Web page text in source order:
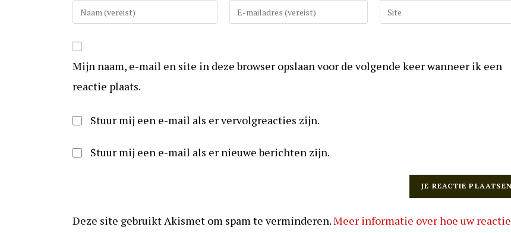
Vul
uw
in
om
te
Vul
uw
in
kunnen
reageren
Vul
uw
in
Mijn naam, e-mail en site in deze browser opslaan voor de volgende keer wanneer ik een
reactie plaats.
Stuur mij een e-mail als er vervolgreacties zijn.
Stuur mij een e-mail als er nieuwe berichten zijn.
Deze site gebruikt Akismet om spam te verminderen.Meer informatie over hoe uw reactie